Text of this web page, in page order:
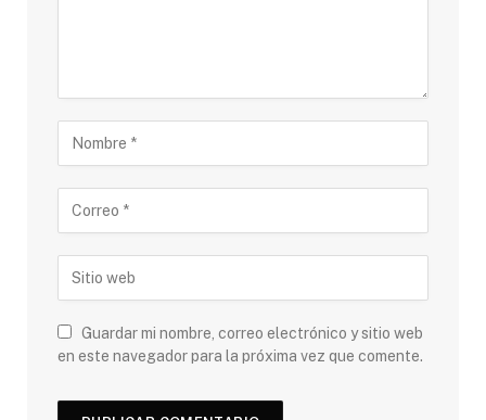
Guardar mi nombre, correo electrónico y sitio web
en este navegador para la próxima vez que comente.